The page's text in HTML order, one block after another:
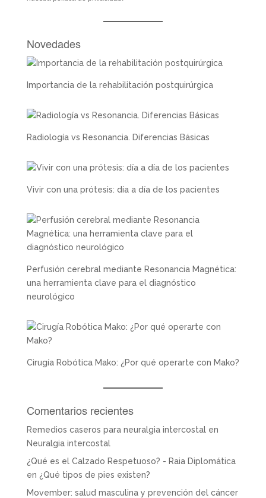
Novedades
Importancia de la rehabilitación postquirúrgica
Radiología vs Resonancia. Diferencias Básicas
Vivir con una prótesis: día a día de los pacientes
Perfusión cerebral mediante Resonancia Magnética:
una herramienta clave para el diagnóstico
neurológico
Cirugía Robótica Mako: ¿Por qué operarte con Mako?
Comentarios recientes
Remedios caseros para neuralgia intercostalen
Neuralgia intercostal
¿Qué es el Calzado Respetuoso? - Raia Diplomática
en ¿Qué tipos de pies existen?
Movember: salud masculina y prevención del cáncer